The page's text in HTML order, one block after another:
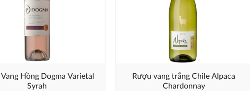
Hồng Dogma Varietal
Syrah
Rượu vang trắng Chile Alpaca
Chardonnay